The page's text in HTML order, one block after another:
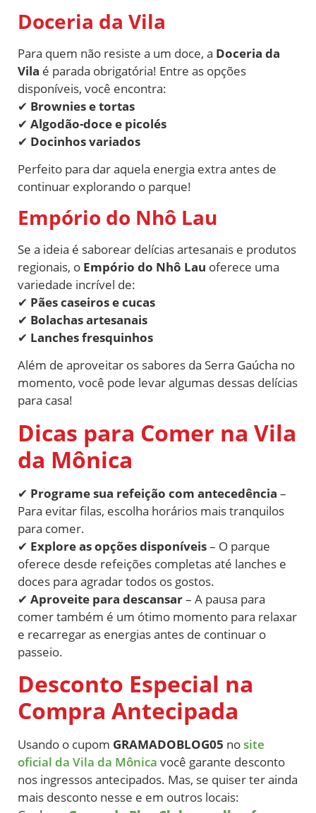
Doceria da Vila
Para quem não resiste a um doce, a Doceria da
Vila é parada obrigatória! Entre as opções
disponíveis, você encontra:
✔ Brownies e tortas
✔ Algodão-doce e picolés
✔ Docinhos variados
Perfeito para dar aquela energia extra antes de
continuar explorando o parque!
Empório do Nhô Lau
Se a ideia é saborear delícias artesanais e produtos
regionais, o Empório do Nhô Lau oferece uma
variedade incrível de:
✔ Pães caseiros e cucas
✔ Bolachas artesanais
✔ Lanches fresquinhos
Além de aproveitar os sabores da Serra Gaúcha no
momento, você pode levar algumas dessas delícias
para casa!
Dicas para Comer na Vila
da Mônica
✔ Programe sua refeição com antecedência –
Para evitar filas, escolha horários mais tranquilos
para comer.
✔ Explore as opções disponíveis– O parque
oferece desde refeições completas até lanches e
doces para agradar todos os gostos.
✔ Aproveite para descansar– A pausa para
comer também é um ótimo momento para relaxar
e recarregar as energias antes de continuar o
passeio.
Desconto Especial na
Compra Antecipada
Usando o cupom GRAMADOBLOG05 nosite
oficial da Vila da Mônica você garante desconto
nos ingressos antecipados. Mas, se quiser ter ainda
mais desconto nesse e em outros locais: